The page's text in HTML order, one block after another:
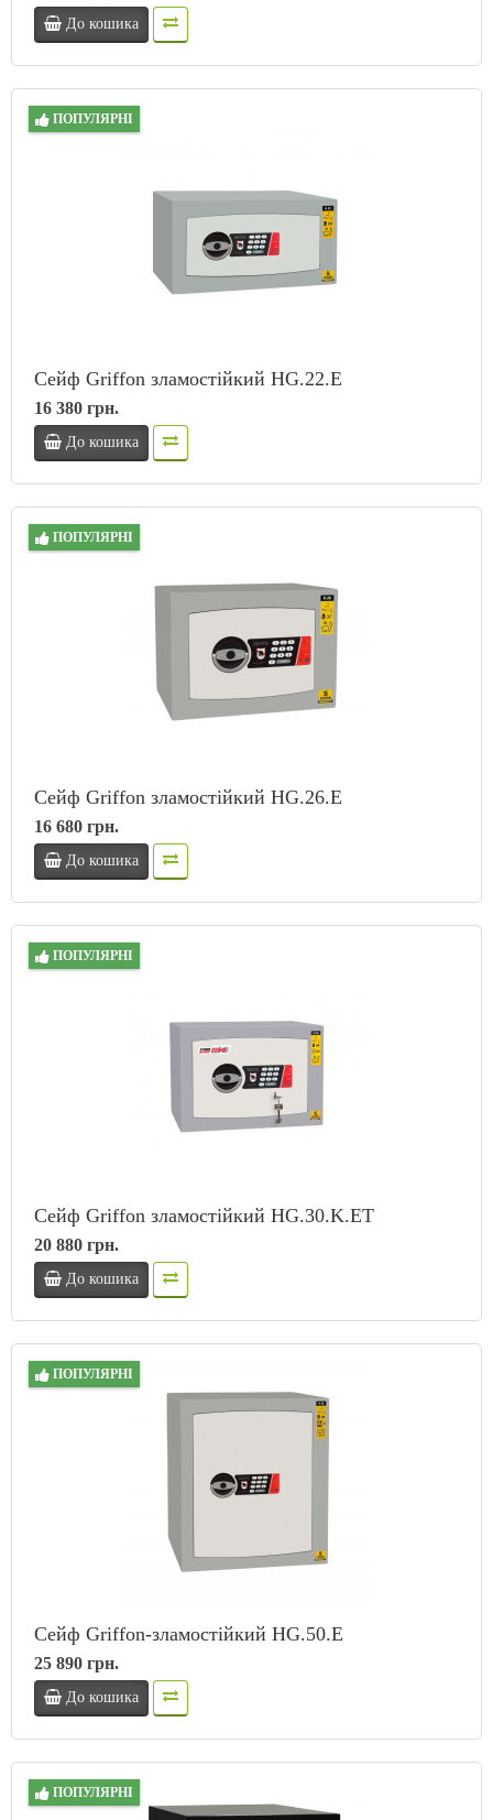
До кошика
ПОПУЛЯРНІ
Сейф Griffon зламостійкий HG.22.E
16 380 грн.
До кошика
ПОПУЛЯРНІ
Сейф Griffon зламостійкий HG.26.Е
16 680 грн.
До кошика
ПОПУЛЯРНІ
Сейф Griffon зламостійкий HG.30.K.ET
20 880 грн.
До кошика
ПОПУЛЯРНІ
Сейф Griffon-зламостійкий HG.50.E
25 890 грн.
До кошика
ПОПУЛЯРНІ